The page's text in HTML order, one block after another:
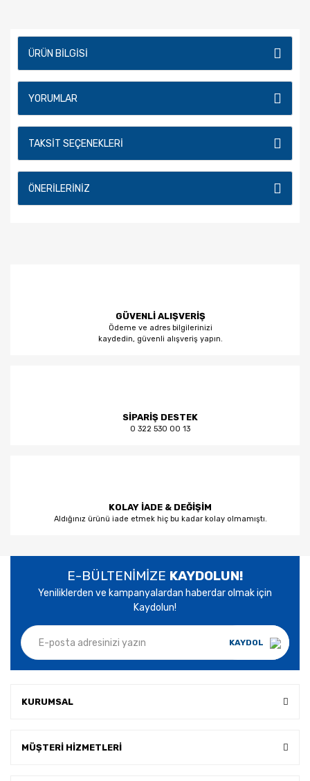
ÜRÜN BILGISI
YORUMLAR
TAKSIT SEÇENEKLERI
ÖNERILERINIZ
GÜVENLİ ALIŞVERİŞ
Ödeme ve adres bilgilerinizi
kaydedin, güvenli alışveriş yapın.
SİPARİŞ DESTEK
0 322 530 00 13
KOLAY İADE & DEĞİŞİM
Aldığınız ürünü iade etmek hiç bu kadar kolay olmamıştı.
E-BÜLTENİMİZE KAYDOLUN!
Yeniliklerden ve kampanyalardan haberdar olmak için
Kaydolun!
KAYDOL
KURUMSAL
MÜŞTERİ HİZMETLERİ